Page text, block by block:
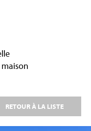
RETOUR À LA LISTE